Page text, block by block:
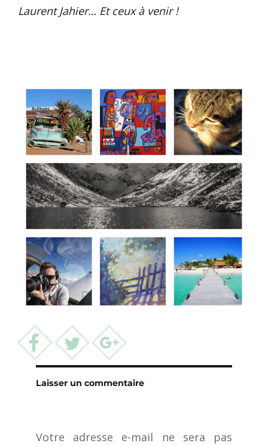
Laurent Jahier… Et ceux à venir !
Laisser un commentaire
Votre adresse e-mail ne sera pas